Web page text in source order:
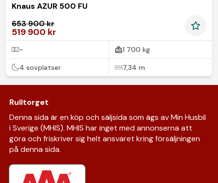
Knaus AZUR 500 FU
653 900 kr
519 900 kr
- 1 700 kg
4 sovplatser 7,34 m
Rulltorget
Denna sida är en köp och säljsida som ägs av Min Husbil
i Sverige (MHIS). MHIS har inget med annonserna att
göra och friskriver sig helt ansvaret kring försäljningen
på denna sida.